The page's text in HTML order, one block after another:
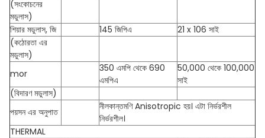
(সংকোচনের
মডুলাস)
শিয়ার মডুলাস, জি
145 জিপিএ
21 x 106 সাই
(কঠোরতা এর
মডুলাস)
mor
350 এমপি থেকে 690
এমপিএ
50,000 থেকে 100,000
সাই
(বিদারণ মডুলাস)
পয়সন এর অনুপাত
নীলকান্তমণি Anisotropic হয়। এটা নির্ভরশীল
নির্ভরশীল।
THERMAL